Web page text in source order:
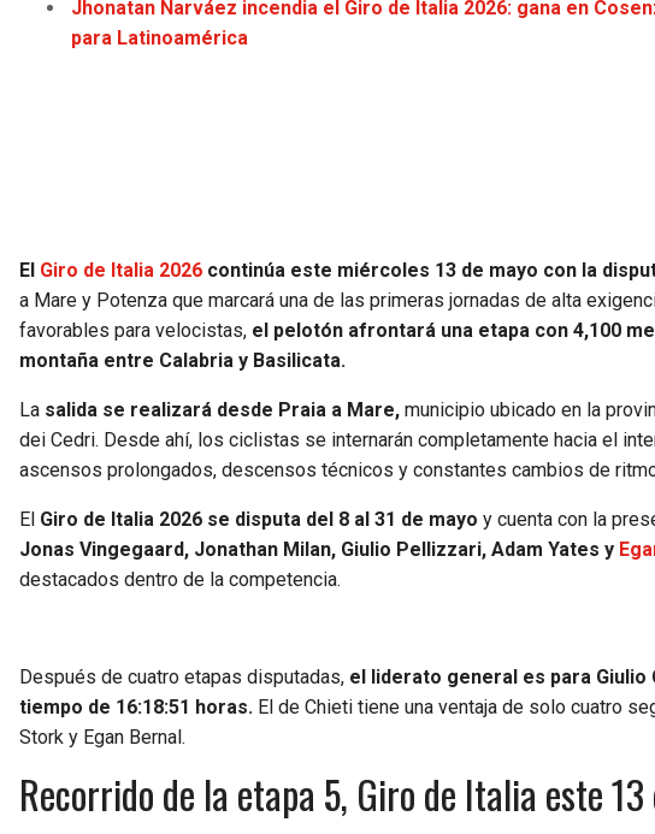
Jhonatan Narváez incendia el Giro de Italia 2026: gana en
para Latinoamérica
El Giro de Italia 2026 continúa este miércoles 13 de mayo con la
a Mare y Potenza que marcará una de las primeras jornadas de alta
favorables para velocistas, el pelotón afrontará una etapa con 4,100
montaña entre Calabria y Basilicata.
La salida se realizará desde Praia a Mare, municipio ubicado en la
dei Cedri. Desde ahí, los ciclistas se internarán completamente hacia el
ascensos prolongados, descensos técnicos y constantes cambios de
El Giro de Italia 2026 se disputa del 8 al 31 de mayo y cuenta con la
Jonas Vingegaard, Jonathan Milan, Giulio Pellizzari, Adam Yates y
destacados dentro de la competencia.
Después de cuatro etapas disputadas, el liderato general es para
tiempo de 16:18:51 horas. El de Chieti tiene una ventaja de solo cuatro
Stork y Egan Bernal.
Recorrido de la etapa 5, Giro de Italia este